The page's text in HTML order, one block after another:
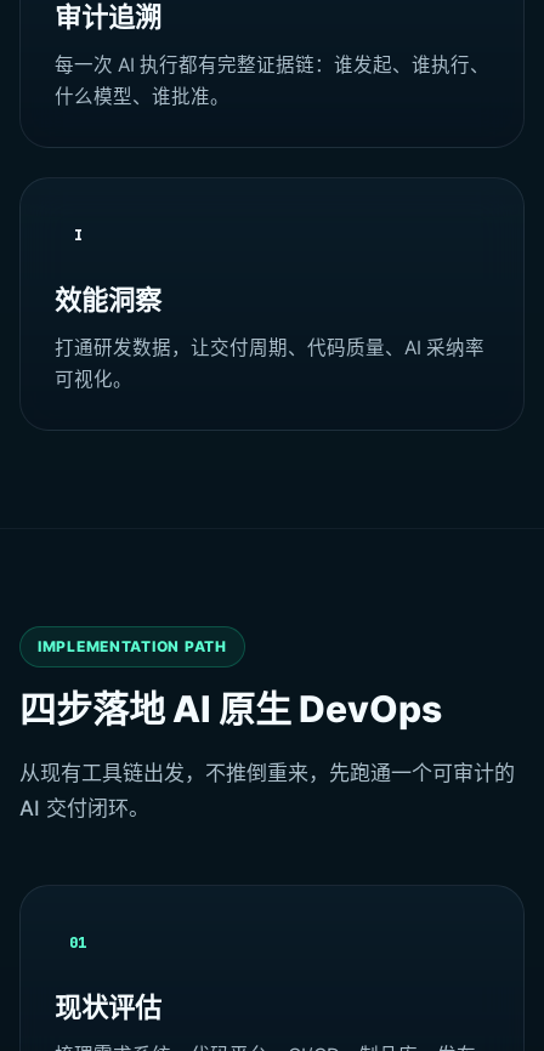
审计追溯
每一次 AI 执行都有完整证据链：谁发起、谁执行、
什么模型、谁批准。
I
效能洞察
打通研发数据，让交付周期、代码质量、AI 采纳率
可视化。
IMPLEMENTATION PATH
四步落地 AI 原生 DevOps
从现有工具链出发，不推倒重来，先跑通一个可审计的
AI 交付闭环。
01
现状评估